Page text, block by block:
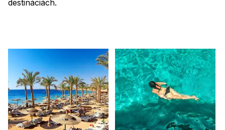
destináciách.